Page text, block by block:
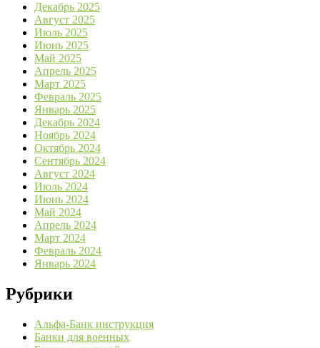
Декабрь 2025
Август 2025
Июль 2025
Июнь 2025
Май 2025
Апрель 2025
Март 2025
Февраль 2025
Январь 2025
Декабрь 2024
Ноябрь 2024
Октябрь 2024
Сентябрь 2024
Август 2024
Июль 2024
Июнь 2024
Май 2024
Апрель 2024
Март 2024
Февраль 2024
Январь 2024
Рубрики
Альфа-Банк инструкция
Банки для военных